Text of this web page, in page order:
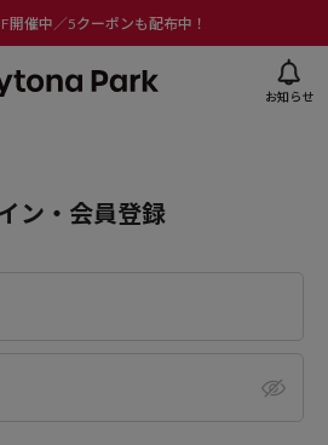
開催中／5クーポンも配布中！
お知らせ
ン・会員登録